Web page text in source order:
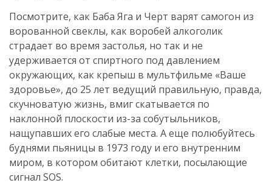
Посмотрите, как Баба Яга и Черт варят самогон из
ворованной свеклы, как воробей алкоголик
страдает во время застолья, но так и не
удерживается от спиртного под давлением
окружающих, как крепыш в мультфильме «Ваше
здоровье», до 25 лет ведущий правильную, правда,
скучноватую жизнь, вмиг скатывается по
наклонной плоскости из-за собутыльников,
нащупавших его слабые места. А еще полюбуйтесь
буднями пьяницы в 1973 году и его внутренним
миром, в котором обитают клетки, посылающие
сигнал SOS.